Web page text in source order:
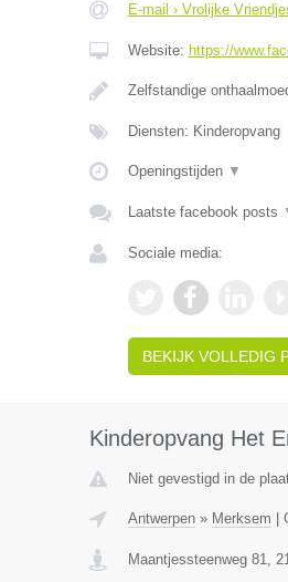
E-mail › Vrolijke
Website: https://
Zelfstandige
Diensten: Kinderopvang
Openingstijden ▼
Laatste facebook posts
Sociale media:
BEKIJK VOLLEDIG
Kinderopvang Het
Niet gevestigd in de
Antwerpen» Merksem
Maantjessteenweg 81,